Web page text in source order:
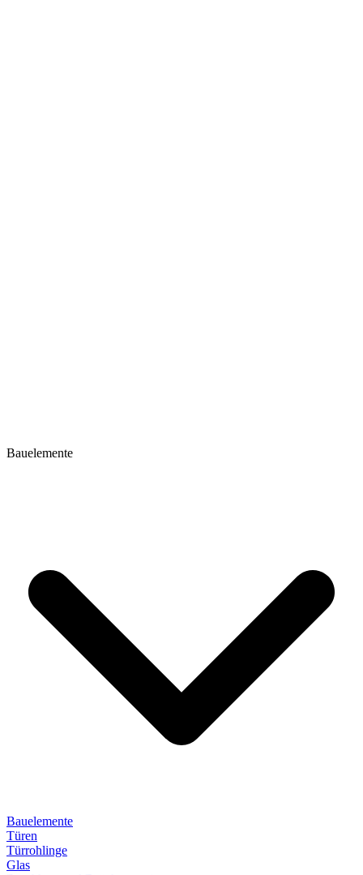
Bauelemente
Bauelemente
Türen
Türrohlinge
Glas